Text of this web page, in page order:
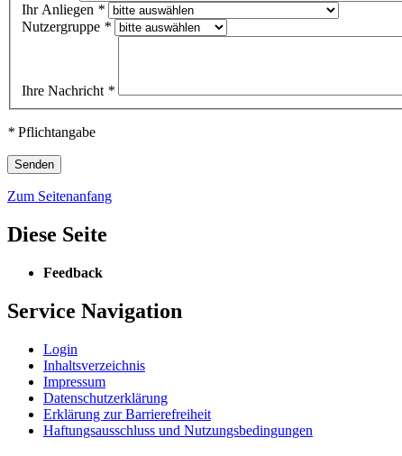
Ihr Anliegen *
Nutzergruppe *
Ihre Nachricht *
* Pflichtangabe
Zum Seitenanfang
Diese Seite
Feedback
Service Navigation
Login
Inhaltsverzeichnis
Impressum
Datenschutzerklärung
Erklärung zur Barrierefreiheit
Haftungsausschluss und Nutzungsbedingungen